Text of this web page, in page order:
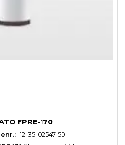
FPRE-170
12-35-02547-50